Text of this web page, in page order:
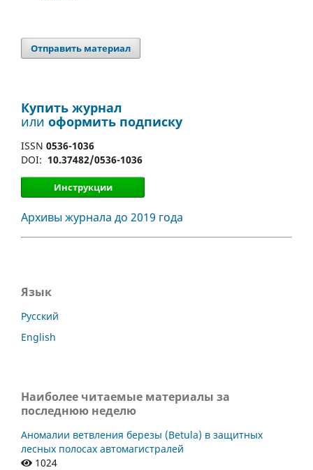
Отправить материал
Купить журнал
или оформить подписку
ISSN 0536-1036
DOI: 10.37482/0536-1036
Инструкции
Архивы журнала до 2019 года
Язык
Русский
English
Наиболее читаемые материалы за
последнюю неделю
Аномалии ветвления березы (Betula) в защитных
лесных полосах автомагистралей
1024